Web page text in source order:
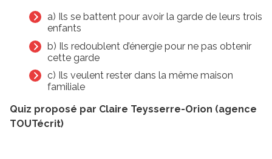
a) Ils se battent pour avoir la garde de leurs trois
enfants
b) Ils redoublent d’énergie pour ne pas obtenir
cette garde
c) Ils veulent rester dans la même maison
familiale
Quiz proposé par Claire Teysserre-Orion (agence
TOUTécrit)